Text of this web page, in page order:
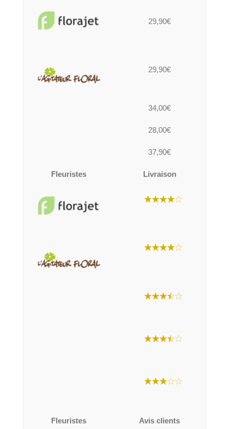
29,90€
29,90€
34,00€
28,00€
37,90€
Fleuristes Livraison
Fleuristes Avis clients